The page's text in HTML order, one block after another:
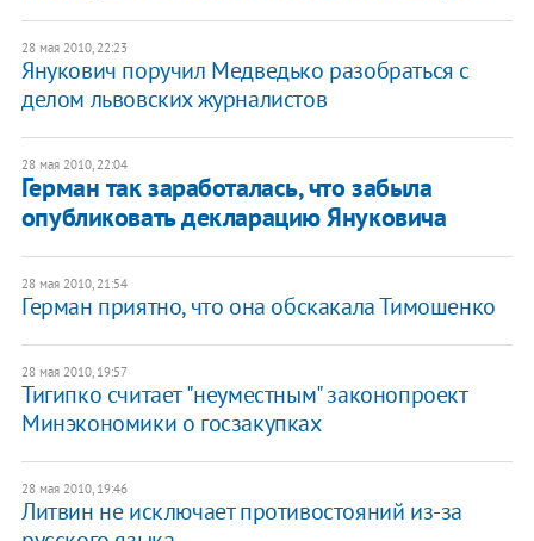
28 мая 2010, 22:23
Янукович поручил Медведько разобраться с
делом львовских журналистов
28 мая 2010, 22:04
Герман так заработалась, что забыла
опубликовать декларацию Януковича
28 мая 2010, 21:54
Герман приятно, что она обскакала Тимошенко
28 мая 2010, 19:57
Тигипко считает "неуместным" законопроект
Минэкономики о госзакупках
28 мая 2010, 19:46
Литвин не исключает противостояний из-за